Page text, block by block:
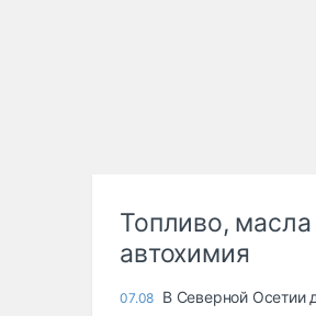
Топливо, масла
автохимия
07.08 В Северной Осетии